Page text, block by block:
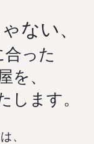
ない、
った
を、
します。
、